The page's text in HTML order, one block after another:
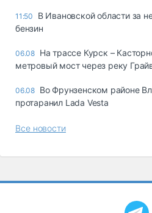
11:50
В Ивановской области за
бензин
06.08 На трассе Курск –
метровый мост через реку
06.08 Во Фрунзенском районе
протаранил Lada Vesta
Все новости